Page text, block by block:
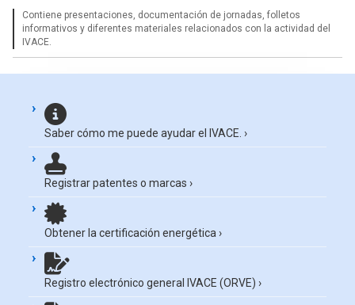
Contiene presentaciones, documentación de jornadas, folletos
informativos y diferentes materiales relacionados con la actividad del
IVACE.
Saber cómo me puede ayudar el IVACE. ›
Registrar patentes o marcas ›
Obtener la certificación energética ›
Registro electrónico general IVACE (ORVE) ›